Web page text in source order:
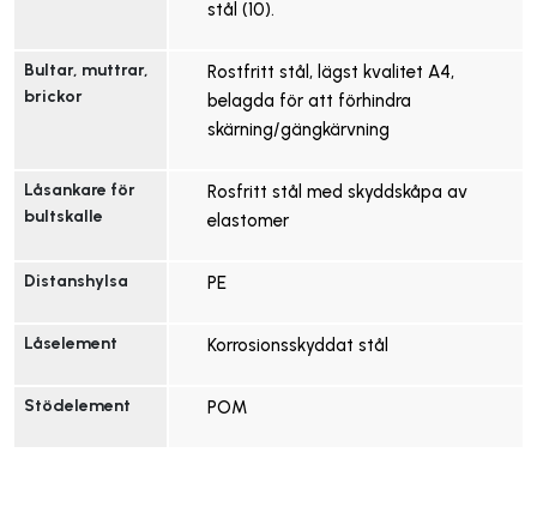
stål (10).
Bultar, muttrar,
brickor
Rostfritt stål, lägst kvalitet A4,
belagda för att förhindra
skärning/gängkärvning
Låsankare för
bultskalle
Rosfritt stål med skyddskåpa av
elastomer
Distanshylsa PE
Låselement Korrosionsskyddat stål
Stödelement POM